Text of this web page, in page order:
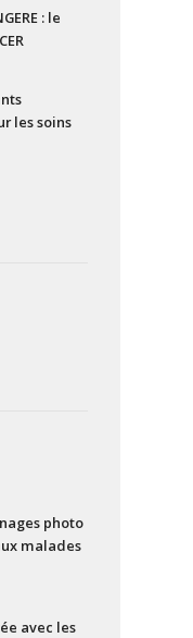
: le
les soins
photo
malades
avec les